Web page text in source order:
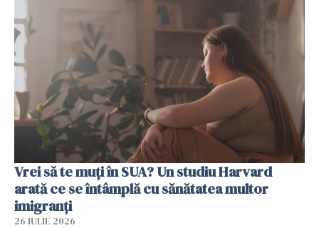
Vrei să te muți în SUA? Un studiu Harvard
arată ce se întâmplă cu sănătatea multor
imigranți
26 IULIE 2026